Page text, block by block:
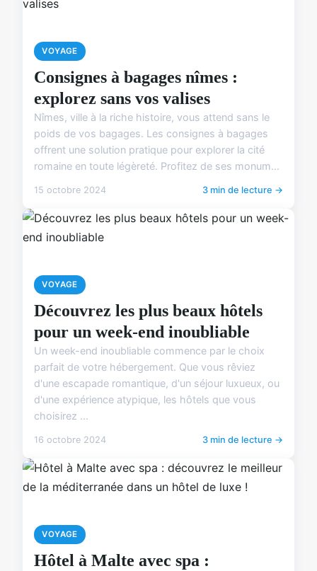
VOYAGE
Consignes à bagages nîmes :
explorez sans vos valises
Nîmes, ville à la riche histoire, vous attend sans le
poids de vos bagages. Les consignes à bagages
offrent une solution pratique pour explorer la cité
romaine en toute légèreté. Profitez de ses monum...
15 octobre 2024 3 min de lecture →
VOYAGE
Découvrez les plus beaux hôtels
pour un week-end inoubliable
Un week-end inoubliable commence par le choix
parfait de votre hébergement. Que vous rêviez
d'une escapade romantique, d'un séjour luxueux, ou
d'une expérience atypique, les hôtels que vous
choisirez ...
16 octobre 2024 3 min de lecture →
VOYAGE
Hôtel à Malte avec spa :